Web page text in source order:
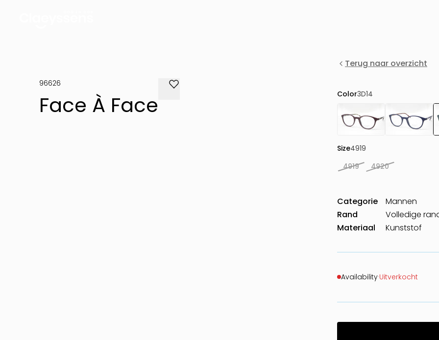
96626
Face À Face
Terug naar overzicht
Color3D14
Size4919
4919
4920
Categorie
Mannen
Rand
Volledige
Materiaal
Kunststof
Availability·Uitverkocht